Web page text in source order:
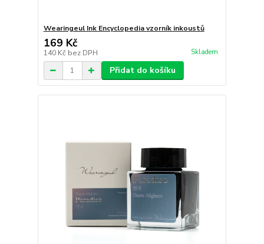
Wearingeul Ink Encyclopedia vzorník inkoustů
169 Kč
140 Kč bez DPH Skladem
Přidat do košíku